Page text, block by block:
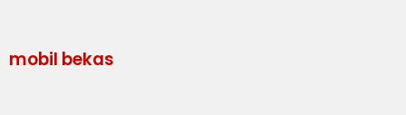
mobil bekas